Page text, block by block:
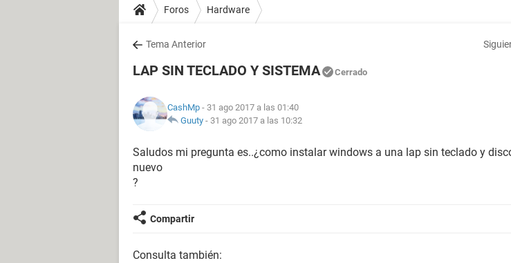
Foros Hardware
Tema Anterior
LAP SIN TECLADO Y SISTEMA Cerrado
CashMp - 31 ago 2017 a las 01:40
Guuty - 31 ago 2017 a las 10:32
Saludos mi pregunta es..¿como instalar windows a una lap sin teclado y
nuevo
?
Compartir
Consulta también: